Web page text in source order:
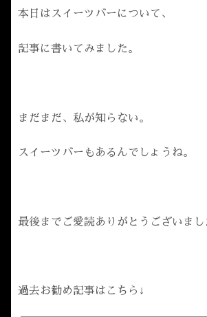
本日はスイーツバーについて、
記事に書いてみました。
まだまだ、私が知らない。
スイーツバーもあるんでしょうね。
最後までご愛読ありがとうございまし
過去お勧め記事はこちら↓